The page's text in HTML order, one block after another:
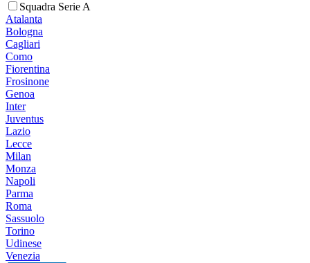
Squadra Serie A
Atalanta
Bologna
Cagliari
Como
Fiorentina
Frosinone
Genoa
Inter
Juventus
Lazio
Lecce
Milan
Monza
Napoli
Parma
Roma
Sassuolo
Torino
Udinese
Venezia